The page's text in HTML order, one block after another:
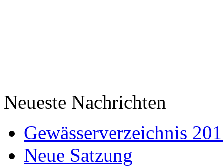
Neueste Nachrichten
Gewässerverzeichnis
Neue Satzung